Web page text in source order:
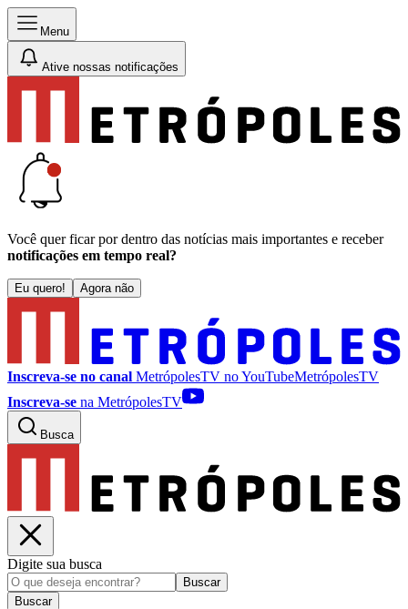
Menu
Ative nossas notificações
Você quer ficar por dentro das notícias mais importantes e receber
notificações em tempo real?
Eu quero! Agora não
Inscreva-se no canal MetrópolesTV noYouTubeMetrópolesTV
Inscreva-se na MetrópolesTV
Busca
Digite sua busca
Buscar
Buscar